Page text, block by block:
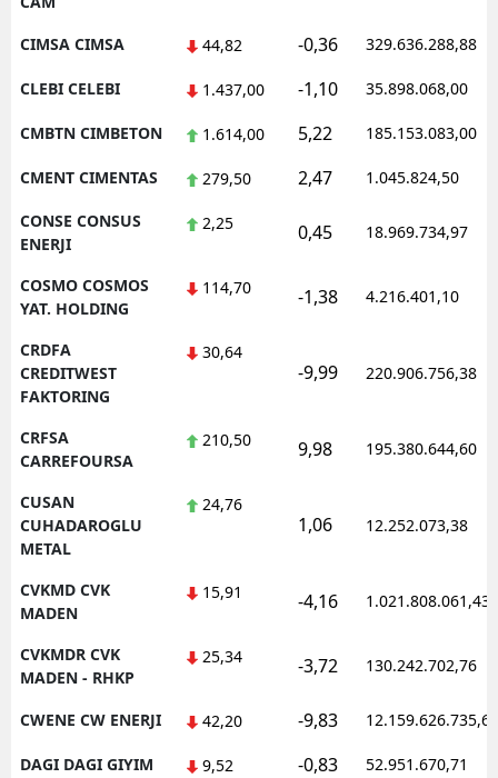
CIMSA CIMSA 44,82 -0,36 329.636.288,88
CLEBI CELEBI 1.437,00 -1,10 35.898.068,00
CMBTN CIMBETON 1.614,00 5,22 185.153.083,00
CMENT CIMENTAS 279,50 2,47 1.045.824,50
CONSE CONSUS
ENERJI
2,25 0,45 18.969.734,97
COSMO COSMOS
YAT. HOLDING
114,70 -1,38 4.216.401,10
CRDFA
CREDITWEST
FAKTORING
30,64
-9,99 220.906.756,38
CRFSA
CARREFOURSA
210,50 9,98 195.380.644,60
CUSAN
CUHADAROGLU
METAL
24,76
1,06 12.252.073,38
CVKMD CVK
MADEN
15,91 -4,16 1.021.808.061,43
CVKMDR CVK
MADEN - RHKP
25,34 -3,72 130.242.702,76
CWENE CW ENERJI 42,20 -9,83 12.159.626.735,62
DAGI DAGI GIYIM 9,52 -0,83 52.951.670,71